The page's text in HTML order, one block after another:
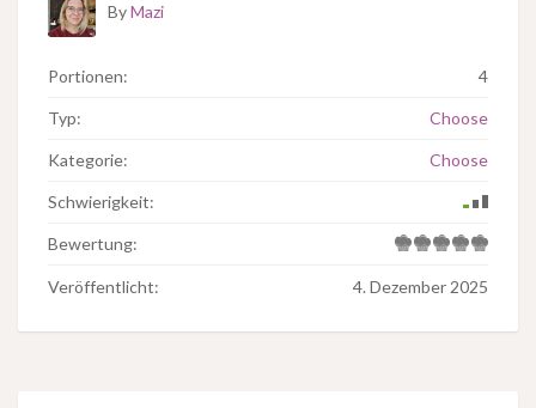
ByMazi
Portionen: 4
Typ: Choose
Kategorie: Choose
Schwierigkeit:
Bewertung:
Veröffentlicht: 4. Dezember 2025